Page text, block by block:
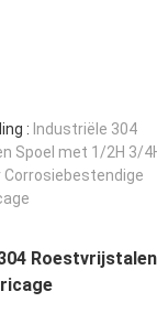
: Industriële 304
Spoel met 1/2H 3/
Corrosiebestendige